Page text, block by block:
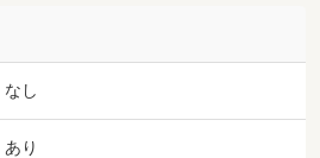
なし
あり